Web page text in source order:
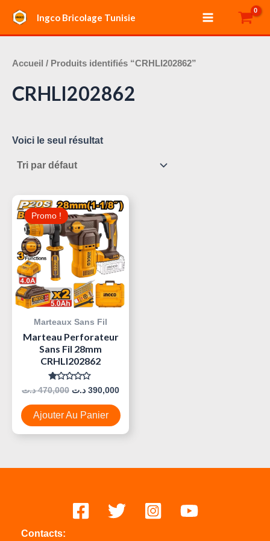
contenu
Ingco Bricolage Tunisie
Main
Menu
Accueil / Produits identifiés “CRHLI202862”
CRHLI202862
Voici le seul résultat
Promo !
Marteaux Sans Fil
Marteau Perforateur
Sans Fil 28mm
CRHLI202862
Note
0
Sur
5
470,000 د.ت
Prix
Initial
Était :
390,000 د.ت
Le
Prix
Ajouter Au Panier
Contacts: